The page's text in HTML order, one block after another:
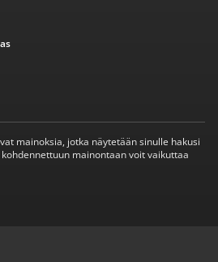
mainoksia, jotka näytetään sinulle hakusi
mainontaan voit vaikuttaa